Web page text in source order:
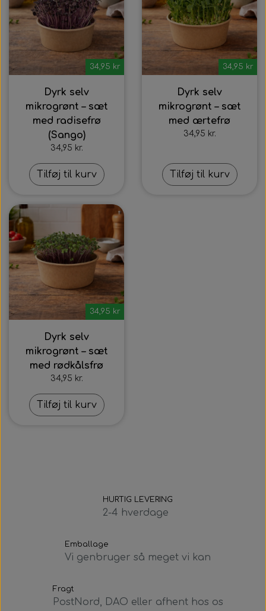
34,95 kr
Dyrk selv
mikrogrønt – sæt
med radisefrø
(Sango)
34,95 kr.
Tilføj til kurv
34,95 kr
Dyrk selv
mikrogrønt – sæt
med ærtefrø
34,95 kr.
Tilføj til kurv
34,95 kr
Dyrk selv
mikrogrønt – sæt
med rødkålsfrø
34,95 kr.
Tilføj til kurv
HURTIG LEVERING
2-4 hverdage
Emballage
Vi genbruger så meget vi kan
Fragt
PostNord, DAO eller afhent hos os